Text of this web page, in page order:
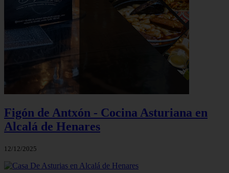
Figón de Antxón - Cocina Asturiana en
Alcalá de Henares
12/12/2025